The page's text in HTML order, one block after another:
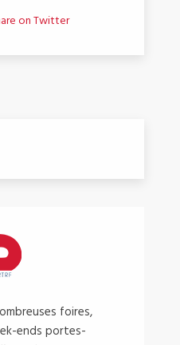
on Twitter
foires,
ends portes-